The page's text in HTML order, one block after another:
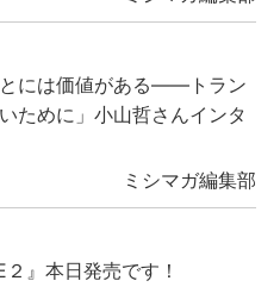
には価値がある――トラン
ために」小山哲さんインタ
ミシマガ編集部
』本日発売です！